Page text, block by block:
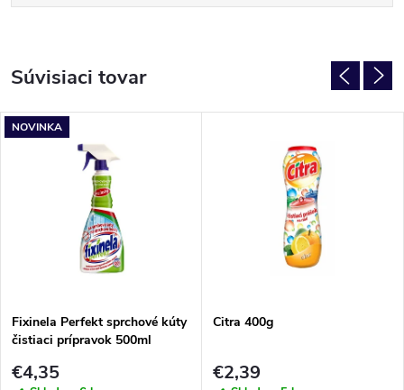
Súvisiaci tovar
NOVINKA
Fixinela Perfekt sprchové kúty
čistiaci prípravok 500ml
€4,35
Citra 400g
€2,39